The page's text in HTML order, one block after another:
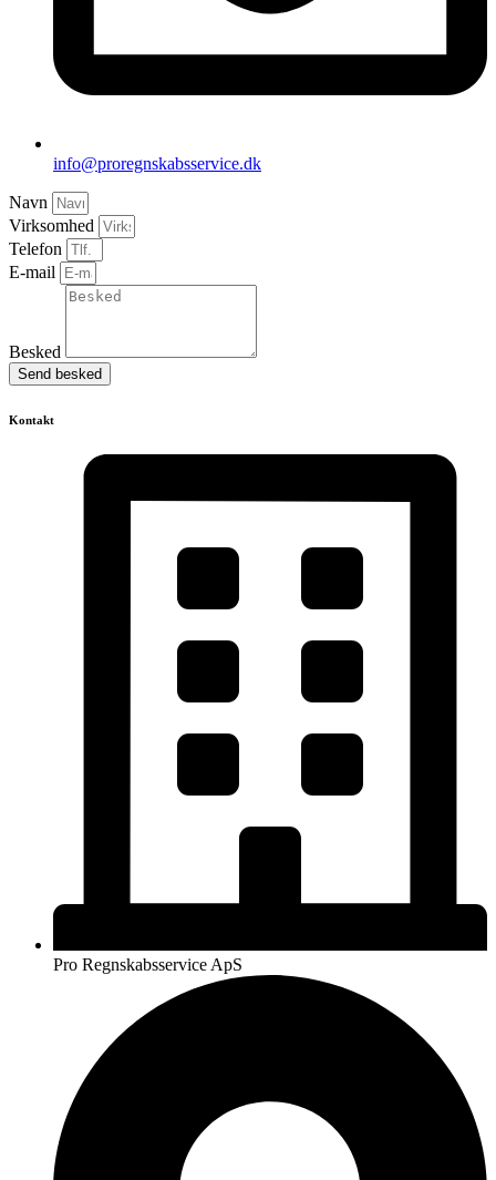
info@proregnskabsservice.dk
Navn
Virksomhed
Telefon
E-mail
Besked
Send besked
Kontakt
Pro Regnskabsservice ApS